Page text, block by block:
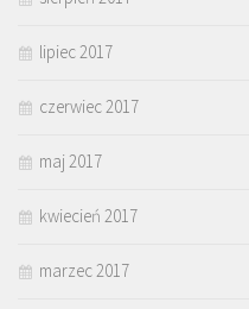
lipiec 2017
czerwiec 2017
maj 2017
kwiecień 2017
marzec 2017